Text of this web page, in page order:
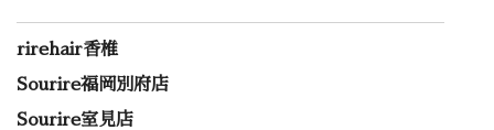
rirehair香椎
Sourire福岡別府店
Sourire室見店